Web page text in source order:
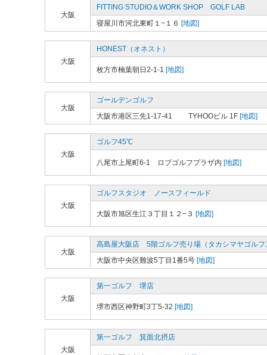
大阪
FITTING STUDIO＆WORK SHOP GOLF LAB
寝屋川市河北東町１−１６ [地図]
大阪
HONEST（オネスト）
枚方市楠葉朝日2-1-1 [地図]
大阪
ゴールデンゴルフ
大阪市港区三先1-17-41 TYHOOビル 1F [地図]
大阪
ゴルフ45℃
八尾市上尾町6-1 ロブゴルフプラザ内 [地図]
大阪
ゴルフスタジオ ノースフィールド
大阪市旭区生江３丁目１２−３ [地図]
大阪
高島屋大阪店 5階ゴルフ売り場（タカシマヤゴルフ
大阪市中央区難波5丁目1番5号 [地図]
大阪
第一ゴルフ 堺店
堺市西区神野町3丁5-32 [地図]
大阪
第一ゴルフ 箕面北摂店